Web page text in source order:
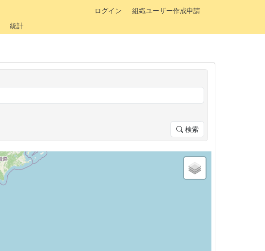
ログイン
組織ユーザー作成申請
統計
検索